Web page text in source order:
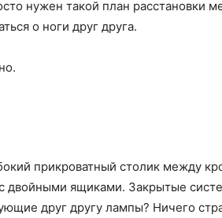
нужен такой план расстановки
о ноги друг друга.
прикроватный столик между
двойными ящиками. Закрытые
друг другу лампы? Ничего